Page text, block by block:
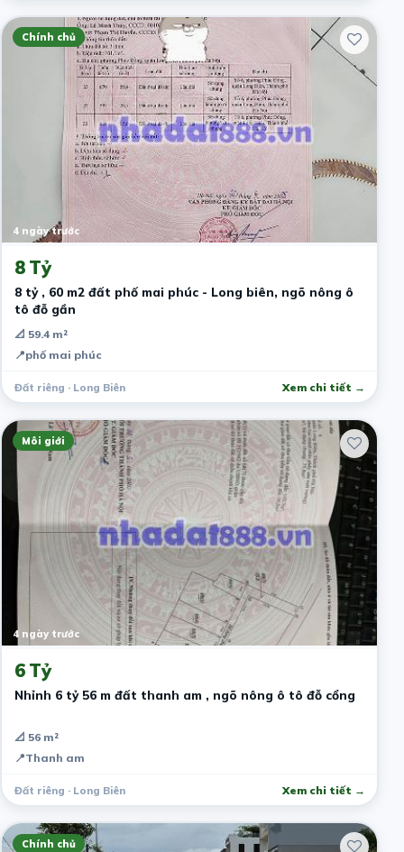
Chính chủ
4 ngày trước
8 Tỷ
8 tỷ , 60 m2 đất phố mai phúc - Long biên, ngõ nông ô
tô đỗ gần
📐 59.4 m²
📍phố mai phúc
Đất riêng · Long Biên Xem chi tiết →
Môi giới
4 ngày trước
6 Tỷ
Nhỉnh 6 tỷ 56 m đất thanh am , ngõ nông ô tô đỗ cổng
📐 56 m²
📍Thanh am
Đất riêng · Long Biên Xem chi tiết →
Chính chủ